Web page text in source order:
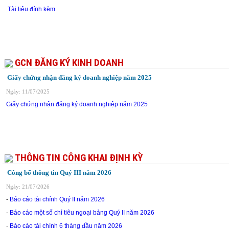
Tài liệu đính kèm
GCN ĐĂNG KÝ KINH DOANH
Giấy chứng nhận đăng ký doanh nghiệp năm 2025
Ngày: 11/07/2025
Giấy chứng nhận đăng ký doanh nghiệp năm 2025
THÔNG TIN CÔNG KHAI ĐỊNH KỲ
Công bố thông tin Quý III năm 2026
Ngày: 21/07/2026
- Báo cáo tài chính Quý II năm 2026
- Báo cáo một số chỉ tiêu ngoại bảng Quý II năm 2026
- Báo cáo tài chính 6 tháng đầu năm 2026